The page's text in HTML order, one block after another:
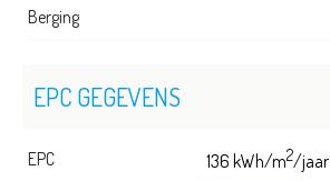
Berging
EPC GEGEVENS
EPC 136 kWh/m2/jaar